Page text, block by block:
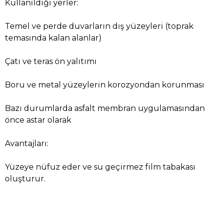
Kullanıldığı yerler:
Temel ve perde duvarların dış yüzeyleri (toprak
temasında kalan alanlar)
Çatı ve teras ön yalıtımı
Boru ve metal yüzeylerin korozyondan korunması
Bazı durumlarda asfalt membran uygulamasından
önce astar olarak
Avantajları:
Yüzeye nüfuz eder ve su geçirmez film tabakası
oluşturur.